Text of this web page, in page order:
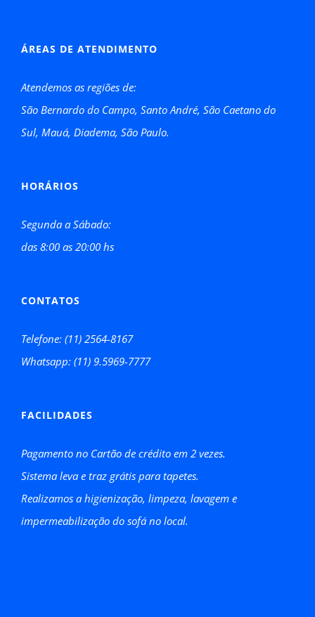
ÁREAS DE ATENDIMENTO
Atendemos as regiões de:
São Bernardo do Campo, Santo André, São Caetano do
Sul, Mauá, Diadema, São Paulo.
HORÁRIOS
Segunda a Sábado:
das 8:00 as 20:00 hs
CONTATOS
Telefone: (11) 2564-8167
Whatsapp: (11) 9.5969-7777
FACILIDADES
Pagamento no Cartão de crédito em 2 vezes.
Sistema leva e traz grátis para tapetes.
Realizamos a higienização, limpeza, lavagem e
impermeabilização do sofá no local.